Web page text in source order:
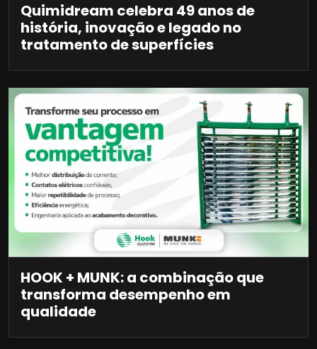
Quimidream celebra 49 anos de
história, inovação e legado no
tratamento de superfícies
HOOK + MUNK: a combinação que
transforma desempenho em
qualidade